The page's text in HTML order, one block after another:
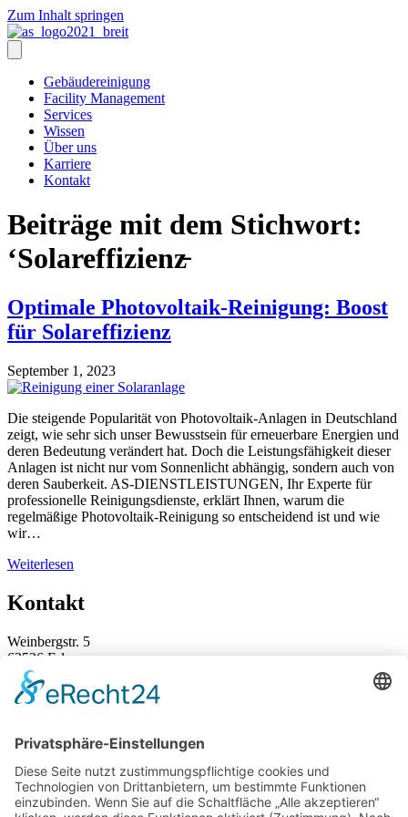
Zum Inhalt springen
Gebäudereinigung
Facility Management
Services
Wissen
Über uns
Karriere
Kontakt
Beiträge mit dem Stichwort:
‘Solareffizienz̵
Optimale Photovoltaik-Reinigung: Boost
für Solareffizienz
September 1, 2023
Die steigende Popularität von Photovoltaik-Anlagen in Deutschland
zeigt, wie sehr sich unser Bewusstsein für erneuerbare Energien und
deren Bedeutung verändert hat. Doch die Leistungsfähigkeit dieser
Anlagen ist nicht nur vom Sonnenlicht abhängig, sondern auch von
deren Sauberkeit. AS-DIENSTLEISTUNGEN, Ihr Experte für
professionelle Reinigungsdienste, erklärt Ihnen, warum die
regelmäßige Photovoltaik-Reinigung so entscheidend ist und wie
wir…
Weiterlesen
Kontakt
Weinbergstr. 5
63526 Erlensee
+49 (0) 6183 / 91 58-0
Rechtliches
Impressum